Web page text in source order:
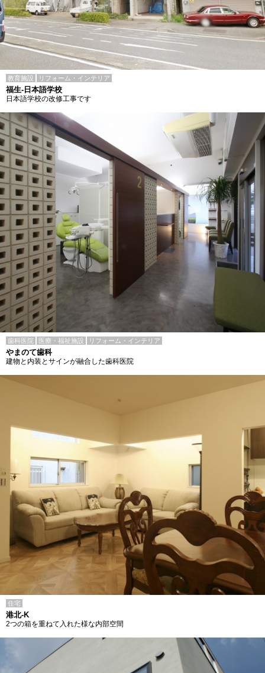
教育施設 リフォーム・インテリア
福生-日本語学校
日本語学校の改修工事です
歯科医院 医療・福祉施設 リフォーム・インテリア
やまのて歯科
建物と内装とサインが融合した歯科医院
住宅
港北-K
2つの箱を重ねて入れた様な内部空間